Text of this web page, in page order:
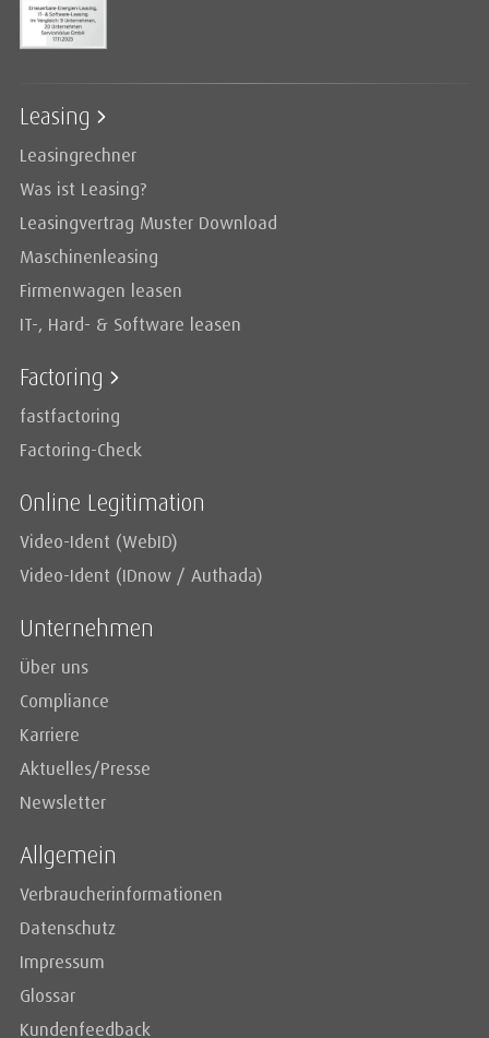
Leasing
Leasingrechner
Was ist Leasing?
Leasingvertrag Muster Download
Maschinenleasing
Firmenwagen leasen
IT-, Hard- & Software leasen
Factoring
fastfactoring
Factoring-Check
Online Legitimation
Video-Ident (WebID)
Video-Ident (IDnow / Authada)
Unternehmen
Über uns
Compliance
Karriere
Aktuelles/Presse
Newsletter
Allgemein
Verbraucherinformationen
Datenschutz
Impressum
Glossar
Kundenfeedback